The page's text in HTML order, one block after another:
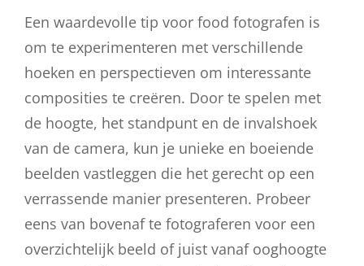
Een waardevolle tip voor food fotografen is
om te experimenteren met verschillende
hoeken en perspectieven om interessante
composities te creëren. Door te spelen met
de hoogte, het standpunt en de invalshoek
van de camera, kun je unieke en boeiende
beelden vastleggen die het gerecht op een
verrassende manier presenteren. Probeer
eens van bovenaf te fotograferen voor een
overzichtelijk beeld of juist vanaf ooghoogte